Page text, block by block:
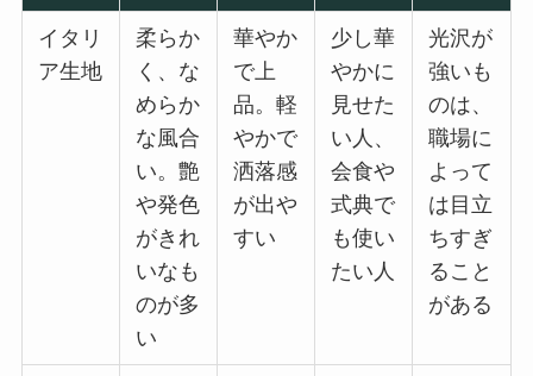
イタリ
ア生地
柔らか
く、な
めらか
な風合
い。艶
や発色
がきれ
いなも
のが多
い
華やか
で上
品。軽
やかで
洒落感
が出や
すい
少し華
やかに
見せた
い人、
会食や
式典で
も使い
たい人
光沢が
強いも
のは、
職場に
よって
は目立
ちすぎ
ること
がある